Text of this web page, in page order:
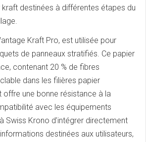
destinées à différentes étapes du
Kraft Pro, est utilisée pour
de panneaux stratifiés. Ce papier
contenant 20 % de fibres
dans les filières papier
offre une bonne résistance à la
avec les équipements
Swiss Krono d’intégrer directement
destinées aux utilisateurs,